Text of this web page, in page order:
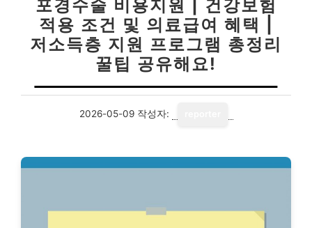
포경수술 비용지원 | 건강보험
적용 조건 및 의료급여 혜택 |
저소득층 지원 프로그램 총정리
꿀팁 공유해요!
2026-05-09 작성자: